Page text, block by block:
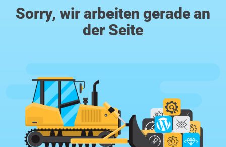
Sorry, wir arbeiten gerade an
der Seite